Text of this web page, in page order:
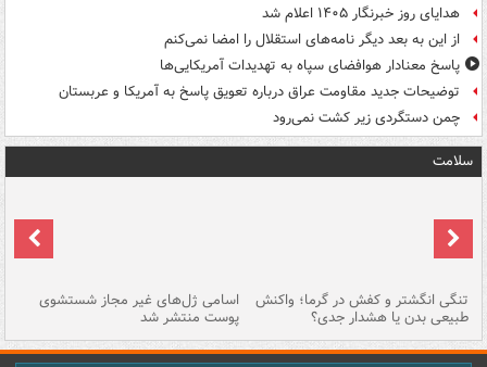
هدایای روز خبرنگار ۱۴۰۵ اعلام شد
از این به بعد دیگر نامه‌های استقلال را امضا نمی‌کنم
پاسخ معنادار هوافضای سپاه به تهدیدات آمریکایی‌ها
توضیحات جدید مقاومت عراق درباره تعویق پاسخ به آمریکا و عربستان
چمن دستگردی زیر کشت نمی‌رود
سلامت
تنگی انگشتر و کفش در گرما؛ واکنش
طبیعی بدن یا هشدار جدی؟
اسامی ژل‌های غیر مجاز شستشوی
پوست منتشر شد